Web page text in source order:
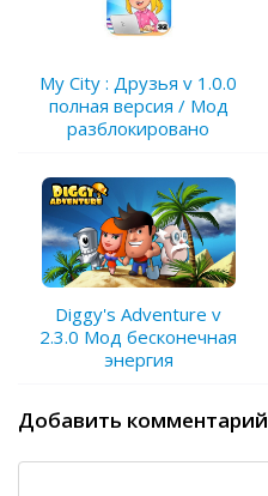
My City : Друзья v 1.0.0
полная версия / Мод
разблокировано
Diggy's Adventure v
2.3.0 Мод бесконечная
энергия
Добавить комментарий